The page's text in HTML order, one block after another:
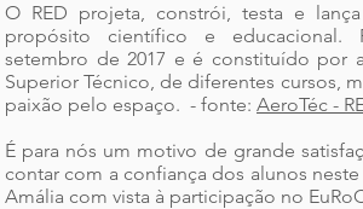
O RED projeta, constrói, testa e
propósito científico e educacional.​
setembro de 2017 e é constituído por
Superior Técnico, de diferentes cursos,
paixão pelo espaço. - fonte: AeroTéc -
É para nós um motivo de grande
contar com a confiança dos alunos
Amália com vista à participação no